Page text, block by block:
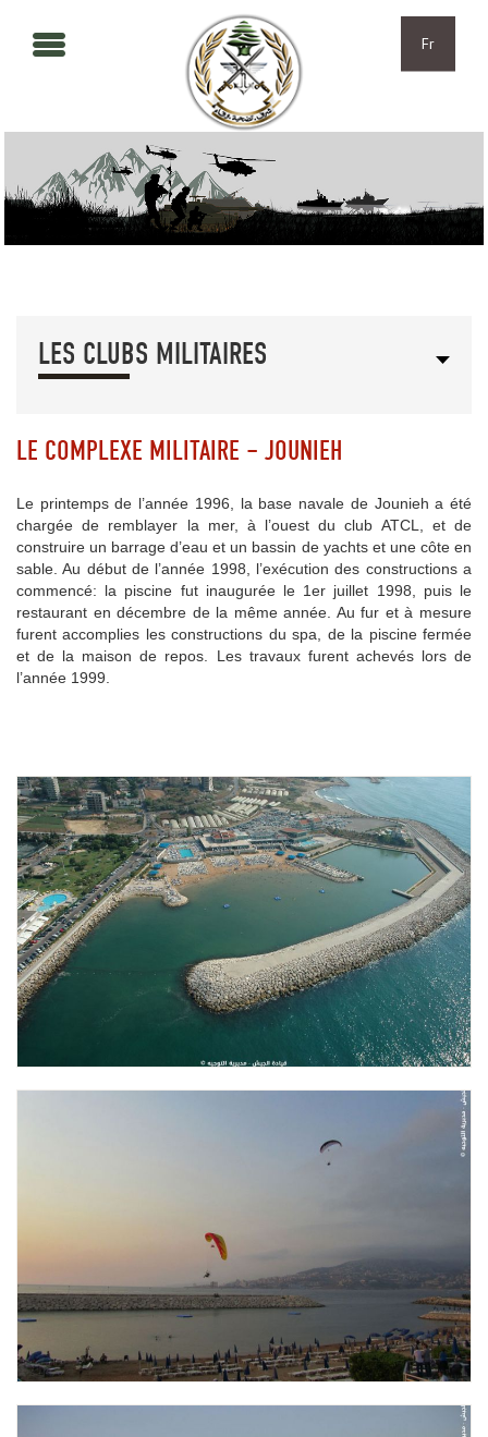
Fr
LES CLUBS MILITAIRES
LE COMPLEXE MILITAIRE – JOUNIEH
Le printemps de l’année 1996, la base navale de Jounieh a été
chargée de remblayer la mer, à l’ouest du club ATCL, et de
construire un barrage d’eau et un bassin de yachts et une côte en
sable. Au début de l’année 1998, l’exécution des constructions a
commencé: la piscine fut inaugurée le 1er juillet 1998, puis le
restaurant en décembre de la même année. Au fur et à mesure
furent accomplies les constructions du spa, de la piscine fermée
et de la maison de repos. Les travaux furent achevés lors de
l’année 1999.